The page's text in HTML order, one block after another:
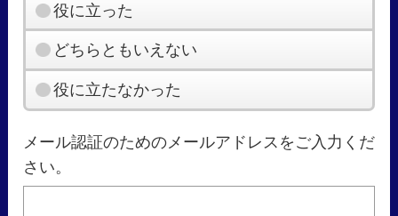
役に立った
どちらともいえない
役に立たなかった
メール認証のためのメールアドレスをご入力くだ
さい。